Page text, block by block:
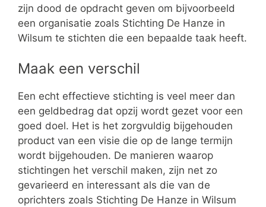
zijn dood de opdracht geven om bijvoorbeeld
een organisatie zoals Stichting De Hanze in
Wilsum te stichten die een bepaalde taak heeft.
Maak een verschil
Een echt effectieve stichting is veel meer dan
een geldbedrag dat opzij wordt gezet voor een
goed doel. Het is het zorgvuldig bijgehouden
product van een visie die op de lange termijn
wordt bijgehouden. De manieren waarop
stichtingen het verschil maken, zijn net zo
gevarieerd en interessant als die van de
oprichters zoals Stichting De Hanze in Wilsum